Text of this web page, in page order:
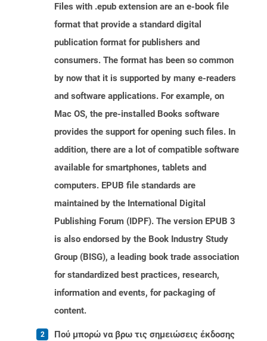
Files with .epub extension are an e-book file
format that provide a standard digital
publication format for publishers and
consumers. The format has been so common
by now that it is supported by many e-readers
and software applications. For example, on
Mac OS, the pre-installed Books software
provides the support for opening such files. In
addition, there are a lot of compatible software
available for smartphones, tablets and
computers. EPUB file standards are
maintained by the International Digital
Publishing Forum (IDPF). The version EPUB 3
is also endorsed by the Book Industry Study
Group (BISG), a leading book trade association
for standardized best practices, research,
information and events, for packaging of
content.
Πού μπορώ να βρω τις σημειώσεις έκδοσης